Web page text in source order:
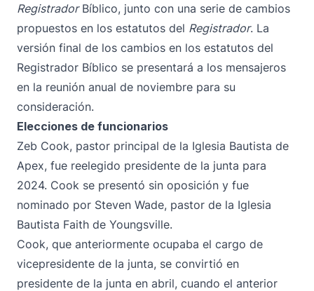
RegistradorBíblico, junto con una serie de cambios
propuestos en los estatutos del Registrador. La
versión final de los cambios en los estatutos del
Registrador Bíblico se presentará a los mensajeros
en la reunión anual de noviembre para su
consideración.
Elecciones de funcionarios
Zeb Cook, pastor principal de la Iglesia Bautista de
Apex, fue reelegido presidente de la junta para
2024. Cook se presentó sin oposición y fue
nominado por Steven Wade, pastor de la Iglesia
Bautista Faith de Youngsville.
Cook, que anteriormente ocupaba el cargo de
vicepresidente de la junta, se convirtió en
presidente de la junta en abril, cuando el anterior